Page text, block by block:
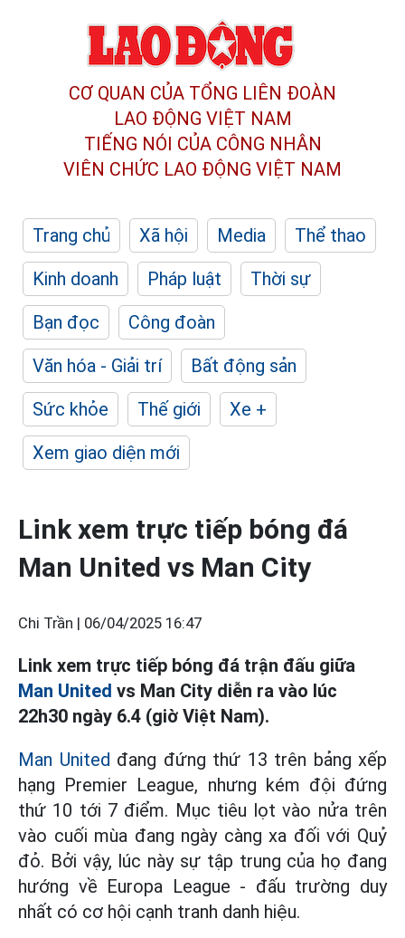
CƠ QUAN CỦA TỔNG LIÊN ĐOÀN
LAO ĐỘNG VIỆT NAM
TIẾNG NÓI CỦA CÔNG NHÂN
VIÊN CHỨC LAO ĐỘNG VIỆT NAM
Trang chủ Xã hội Media
Thể thao
Kinh doanh
Pháp luật
Thời sự
Bạn đọc
Công đoàn
Văn hóa - Giải trí
Bất động sản
Sức khỏe
Thế giới
Xe +
Xem giao diện mới
Link xem trực tiếp bóng đá
Man United vs Man City
Chi Trần | 06/04/2025 16:47
Link xem trực tiếp bóng đá trận đấu giữa
Man United vs Man City diễn ra vào lúc
22h30 ngày 6.4 (giờ Việt Nam).
Man United đang đứng thứ 13 trên bảng xếp
hạng Premier League, nhưng kém đội đứng
thứ 10 tới 7 điểm. Mục tiêu lọt vào nửa trên
vào cuối mùa đang ngày càng xa đối với Quỷ
đỏ. Bởi vậy, lúc này sự tập trung của họ đang
hướng về Europa League - đấu trường duy
nhất có cơ hội cạnh tranh danh hiệu.